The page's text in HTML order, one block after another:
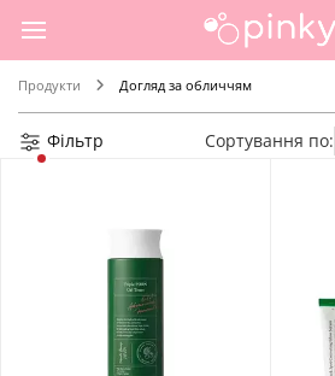
Продукти Догляд за обличчям
Фільтр Сортування по: